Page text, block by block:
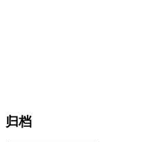
归档